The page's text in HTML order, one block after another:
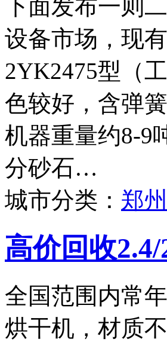
下面发布一则
设备市场，现
2YK2475型（
色较好，含弹
机器重量约8-9
分砂石…
城市分类： 郑州
高价回收
全国范围内常
烘干机，材质